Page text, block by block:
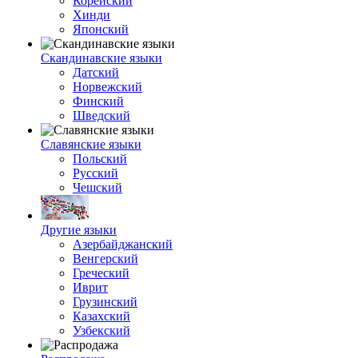
Хинди
Японский
Скандинавские языки
Датский
Норвежский
Финский
Шведский
Славянские языки
Польский
Русский
Чешский
Другие языки
Азербайджанский
Венгерский
Греческий
Иврит
Грузинский
Казахский
Узбекский